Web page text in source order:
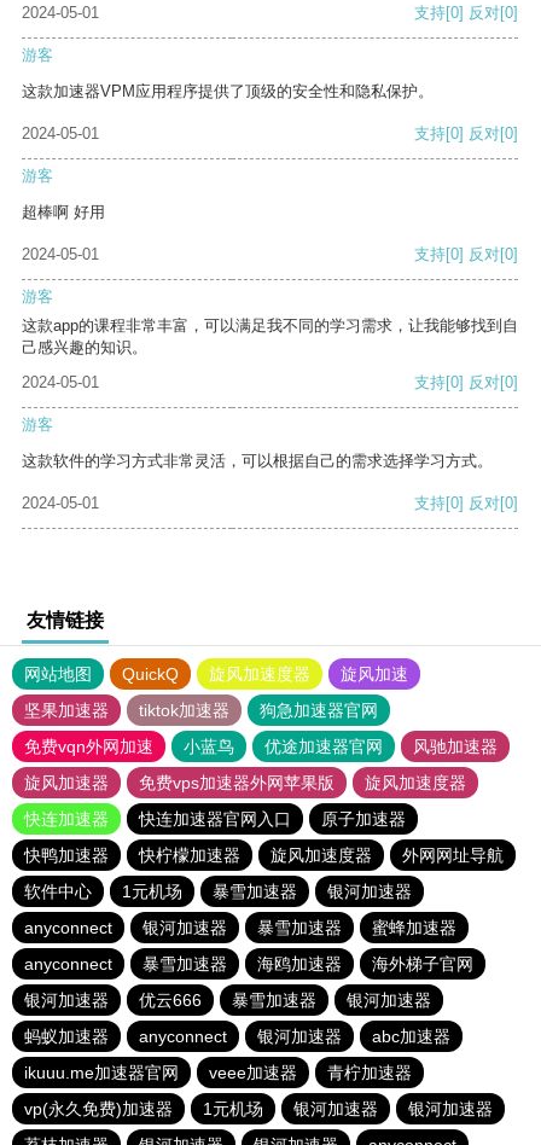
2024-05-01
支持[0] 反对[0]
游客
这款加速器VPM应用程序提供了顶级的安全性和隐私保护。
2024-05-01 支持[0] 反对[0]
游客
超棒啊 好用
2024-05-01 支持[0] 反对[0]
游客
这款app的课程非常丰富，可以满足我不同的学习需求，让我能够找到自
己感兴趣的知识。
2024-05-01
支持[0] 反对[0]
游客
这款软件的学习方式非常灵活，可以根据自己的需求选择学习方式。
2024-05-01 支持[0] 反对[0]
友情链接
网站地图 QuickQ 旋风加速度器
旋风加速
坚果加速器
tiktok加速器
狗急加速器官网
免费vqn外网加速
小蓝鸟 优途加速器官网
风驰加速器
旋风加速器
免费vps加速器外网苹果版
旋风加速度器
快连加速器
快连加速器官网入口
原子加速器
快鸭加速器
快柠檬加速器 旋风加速度器
外网网址导航
软件中心
1元机场 暴雪加速器
银河加速器
anyconnect
银河加速器 暴雪加速器
蜜蜂加速器
anyconnect
暴雪加速器 海鸥加速器
海外梯子官网
银河加速器
优云666 暴雪加速器
银河加速器
蚂蚁加速器
anyconnect 银河加速器
abc加速器
ikuuu.me加速器官网
veee加速器
青柠加速器
vp(永久免费)加速器
1元机场 银河加速器
银河加速器